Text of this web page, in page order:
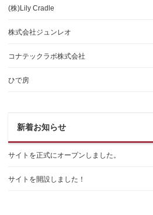
(株)Lily Cradle
株式会社ジュンレオ
コナテックラボ株式会社
ひで房
新着お知らせ
サイトを正式にオープンしました。
サイトを開設しました！